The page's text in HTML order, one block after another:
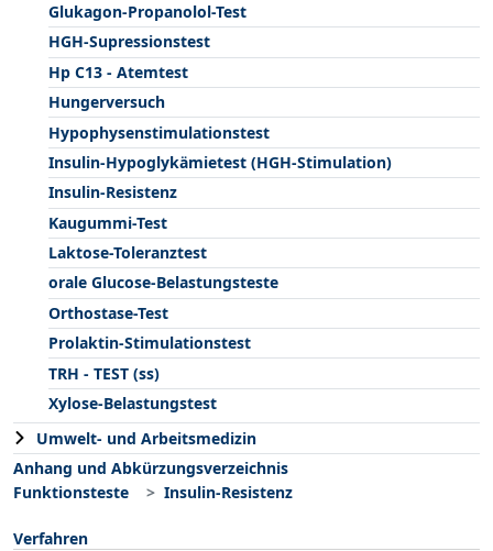
Glukagon-Propanolol-Test
HGH-Supressionstest
Hp C13 - Atemtest
Hungerversuch
Hypophysenstimulationstest
Insulin-Hypoglykämietest (HGH-Stimulation)
Insulin-Resistenz
Kaugummi-Test
Laktose-Toleranztest
orale Glucose-Belastungsteste
Orthostase-Test
Prolaktin-Stimulationstest
TRH - TEST (ss)
Xylose-Belastungstest
Umwelt- und Arbeitsmedizin
Anhang und Abkürzungsverzeichnis
Funktionsteste
Insulin-Resistenz
Verfahren